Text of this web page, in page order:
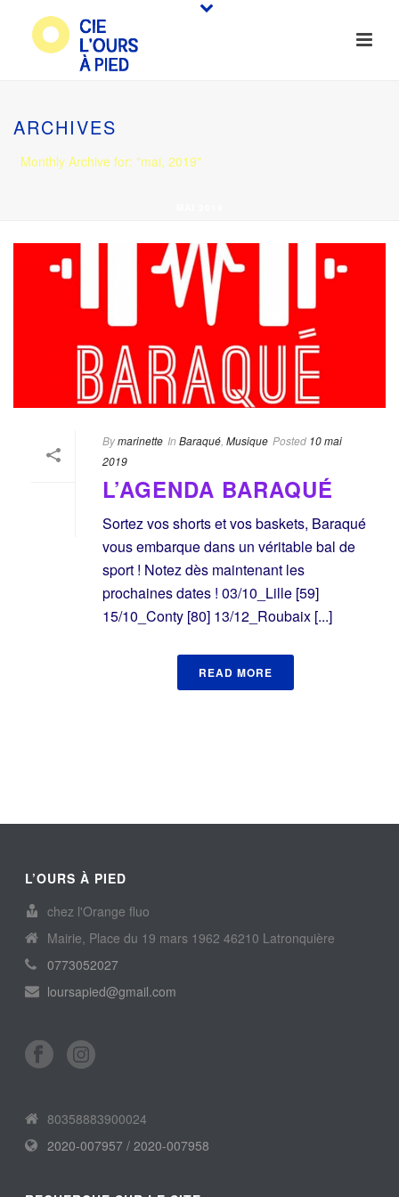
ARCHIVES
Monthly Archive for: "mai, 2019"
Bymarinette In Baraqué Musique Posted 10 mai
2019
L’AGENDA BARAQUÉ
Sortez vos shorts et vos baskets, Baraqué
vous embarque dans un véritable bal de
sport ! Notez dès maintenant les
prochaines dates ! 03/10_Lille [59]
15/10_Conty [80] 13/12_Roubaix [...]
READ MORE
L’OURS À PIED
chez l'Orange fluo
Mairie, Place du 19 mars 1962 46210 Latronquière
0773052027
loursapied@gmail.com
80358883900024
2020-007957 / 2020-007958